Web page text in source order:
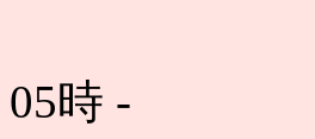
05時 -